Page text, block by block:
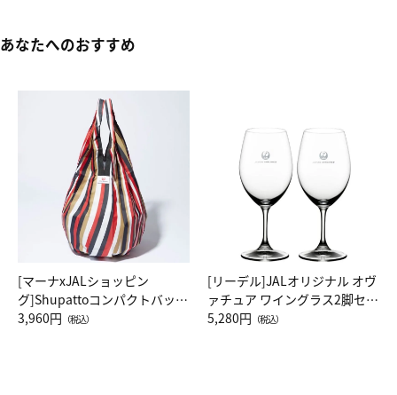
あなたへのおすすめ
[マーナxJALショッピン
グ]Shupattoコンパクトバッグ
Drop JAL客室乗務員（LC）ス
3,960円 （税込）
[リーデル]JALオリジナル オヴ
ァチュア ワイングラス2脚セッ
ト（レッドワイン）
5,280円 （税込）